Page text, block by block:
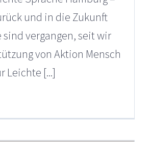
und in die Zukunft
sind vergangen, seit wir
von Aktion Mensch
Leichte [...]